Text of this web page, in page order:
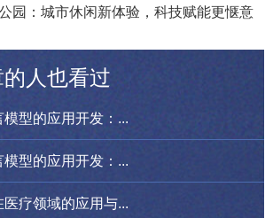
园：城市休闲新体验，科技赋能更惬意
人也看过
型的应用开发：...
型的应用开发：...
医疗领域的应用与...